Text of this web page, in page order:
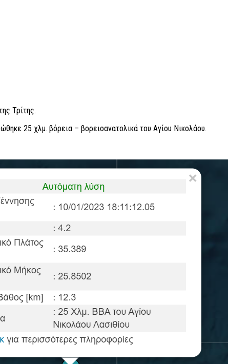
Τρίτης.
25 χλμ. βόρεια – βορειοανατολικά του Αγίου Νικολάου.